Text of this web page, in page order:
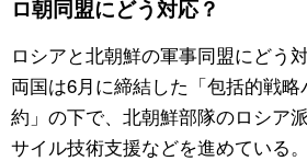
ロ朝同盟にどう対応？
ロシアと北朝鮮の軍事同盟にどう
両国は6月に締結した「包括的戦
約」の下で、北朝鮮部隊のロシア
サイル技術支援などを進めている。